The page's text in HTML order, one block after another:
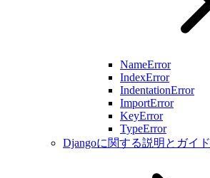
NameError
IndexError
IndentationError
ImportError
KeyError
TypeError
Djangoに関する説明とガイド